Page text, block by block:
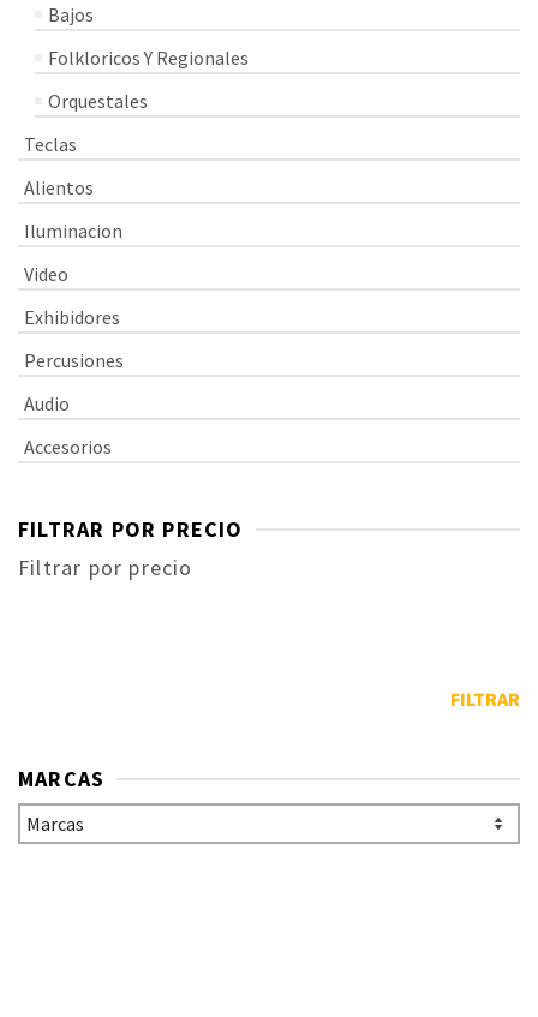
Bajos
Folkloricos Y Regionales
Orquestales
Teclas
Alientos
Iluminacion
Video
Exhibidores
Percusiones
Audio
Accesorios
FILTRAR POR PRECIO
Filtrar por precio
FILTRAR
MARCAS